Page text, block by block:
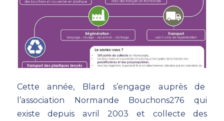
Cette année, Blard s’engage auprès de
l’association Normande Bouchons276 qui
existe depuis avril 2003 et collecte des